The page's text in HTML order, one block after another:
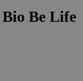
Be Life